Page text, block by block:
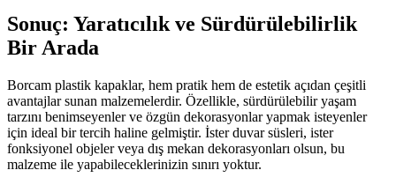
Sonuç: Yaratıcılık ve Sürdürülebilirlik
Bir Arada
Borcam plastik kapaklar, hem pratik hem de estetik açıdan çeşitli
avantajlar sunan malzemelerdir. Özellikle, sürdürülebilir yaşam
tarzını benimseyenler ve özgün dekorasyonlar yapmak isteyenler
için ideal bir tercih haline gelmiştir. İster duvar süsleri, ister
fonksiyonel objeler veya dış mekan dekorasyonları olsun, bu
malzeme ile yapabileceklerinizin sınırı yoktur.